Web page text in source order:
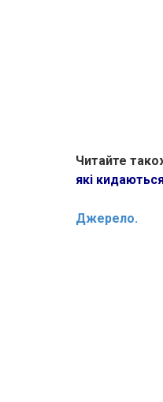
Читайте
які
Джерело.